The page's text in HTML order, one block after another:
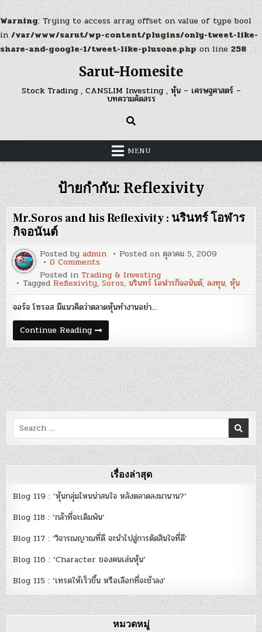
Warning: Trying to access array offset on value of type bool
in/var/www/sarut/wp-content/plugins/only-tweet-like-
share-and-google-1/tweet-like-plusone.phpon line258
content
Sarut-Homesite
Stock Trading , CANSLIM Investing , หุ้น – เศรษฐศาสตร์ –
บทความคัดสรร
MENU
ป้ายกำกับ:Reflexivity
Mr.Soros and his Reflexivity : นรินทร์ โอฬาร
กิจอนันต์
Posted byadmin Posted on ตุลาคม 5, 2009
0 Comments
Mr.Soros
and
his
Reflexivity
:
นรินทร์
โอฬาร
กิจ
อนันต์
Posted in Trading & Investing
Tagged Reflexivity,Soros,นรินทร์ โอฬารกิจอนันต์,ลงทุน,หุ้น
จอร์จ โซรอส มีแนวคิดว่าตลาดหุ้นทำงานอย่า…
Continue ReadingMr.Soros
and
his
Reflexivity
:
นรินทร์
โอฬาร
กิจ
อนันต์
Search
for:
เรื่องล่าสุด
Blog 119 : ‘หุ้นกลุ่มไหนน่าสนใจ หลังตลาดลงมานาน?’
Blog 118 : ‘กล้าที่จะเดิมพัน’
Blog 117 : ‘วิจารณญาณที่ดี จะนำไปสู่การตัดสินใจที่ดี’
Blog 116 : ‘Character ของคนเล่นหุ้น’
Blog 115 : ‘เทรดให้เร็วขึ้น หรือเลือกที่จะช้าลง’
หมวดหมู่